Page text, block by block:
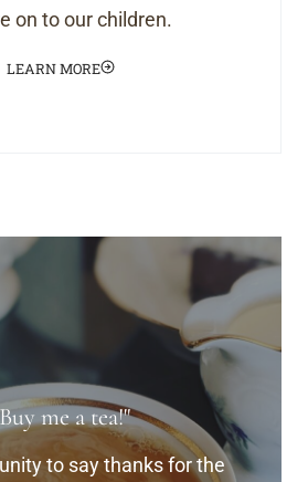
on to our children.
LEARN MORE
me a tea!"
to say thanks for the